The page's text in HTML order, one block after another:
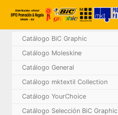
Catálogo BiC Graphic
Catálogo Moleskine
Catálogo General
Catálogo mktextil Collection
Catálogo YourChoice
Catálogo Selección BiC Graphic